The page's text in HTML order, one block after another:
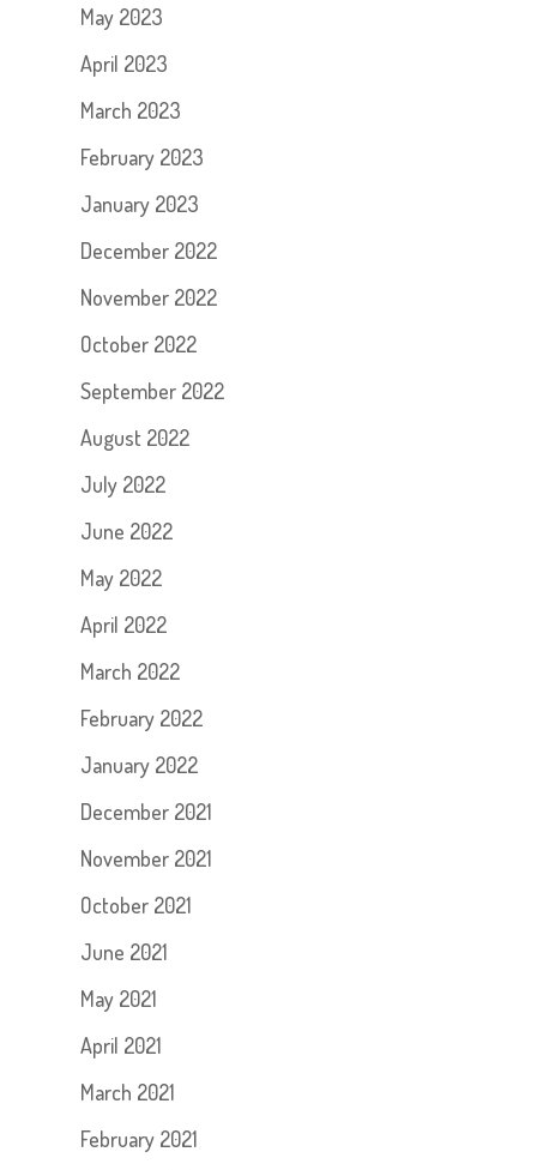
May 2023
April 2023
March 2023
February 2023
January 2023
December 2022
November 2022
October 2022
September 2022
August 2022
July 2022
June 2022
May 2022
April 2022
March 2022
February 2022
January 2022
December 2021
November 2021
October 2021
June 2021
May 2021
April 2021
March 2021
February 2021